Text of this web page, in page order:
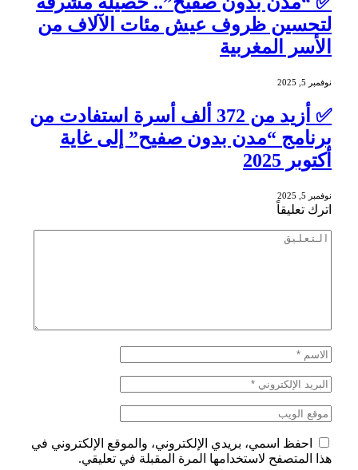
لتحسين ظروف عيش مئات الآلاف من
الأسر المغربية
نوفمبر 5, 2025
✅ أزيد من 372 ألف أسرة استفادت من
برنامج “مدن بدون صفيح” إلى غاية
أكتوبر 2025
نوفمبر 5, 2025
اترك تعليقاً
احفظ اسمي، بريدي الإلكتروني، والموقع الإلكتروني في
هذا المتصفح لاستخدامها المرة المقبلة في تعليقي.